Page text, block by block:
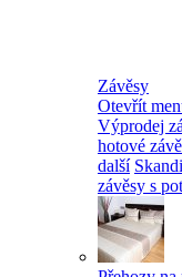
Závěsy
Otevřít
Výprodej
hotové
další
závěsy s